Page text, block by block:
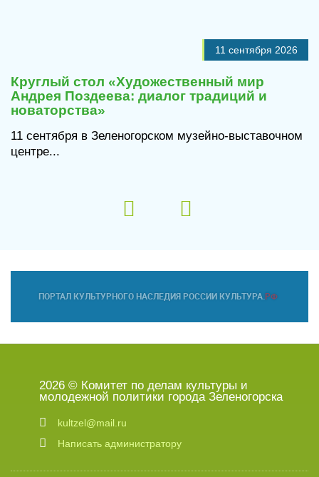
11 сентября 2026
Круглый стол «Художественный мир
Андрея Поздеева: диалог традиций и
новаторства»
11 сентября в Зеленогорском музейно-выставочном
центре...
2026 © Комитет по делам культуры и
молодежной политики города Зеленогорска
kultzel@mail.ru
Написать администратору